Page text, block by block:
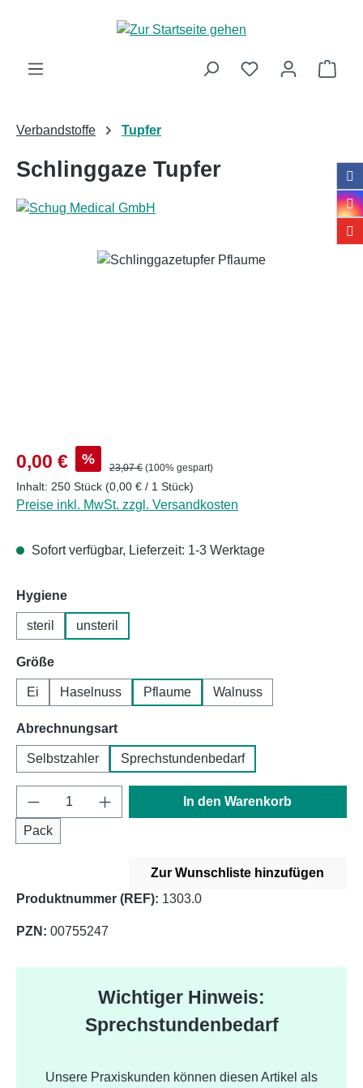
Zum Hauptinhalt springen
Verbandstoffe Tupfer
Schlinggaze Tupfer
Bildergalerie überspringen
Verkaufspreis:
0,00 € % Regulärer Preis:
23,07 € (100% gespart)
Inhalt: 250 Stück (0,00 € / 1 Stück)
Preise inkl. MwSt. zzgl. Versandkosten
Sofort verfügbar, Lieferzeit: 1-3 Werktage
Hygieneauswählen
steril unsteril
Größeauswählen
Ei Haselnuss Pflaume Walnuss
Abrechnungsartauswählen
Selbstzahler Sprechstundenbedarf
Produkt Anzahl: Gib den gewünschten
Pack
In den Warenkorb
Zur Wunschliste hinzufügen
Produktnummer (REF): 1303.0
PZN: 00755247
Wichtiger Hinweis:
Sprechstundenbedarf
Unsere Praxiskunden können diesen Artikel als